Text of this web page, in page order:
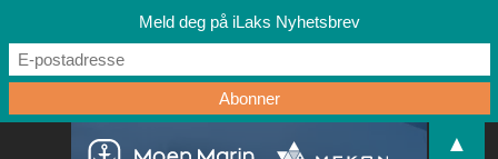
Meld deg på iLaks Nyhetsbrev
▲